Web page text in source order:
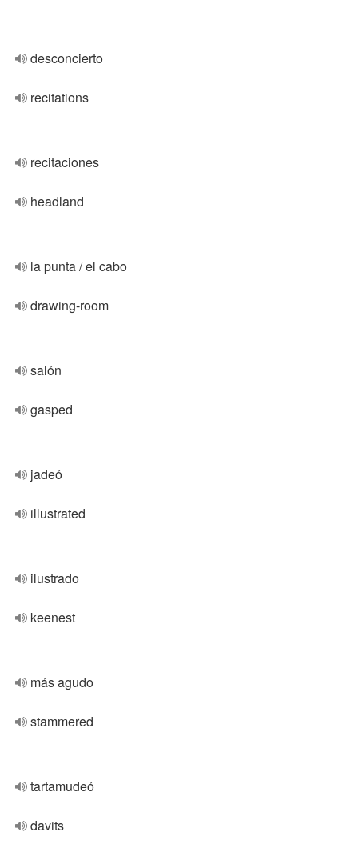
desconcierto
recitations
recitaciones
headland
la punta / el cabo
drawing-room
salón
gasped
jadeó
illustrated
ilustrado
keenest
más agudo
stammered
tartamudeó
davits